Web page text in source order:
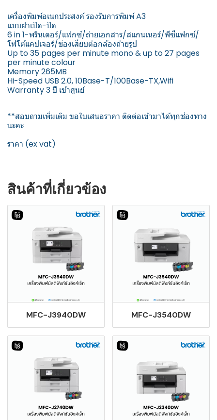
เครื่องพิมพ์อเนกประสงค์ รองรับการพิมพ์ A3
แบบฝาเปิด-ปิด
6 in 1-พรินเตอร์/แฟกซ์/ถ่ายเอกสาร/สแกนเนอร์/พีซีแฟกซ์/
โฟโต้แคปเจอร์/ช่องเสียบต่อกล้องถ่ายรูป
Up to 35 pages per minute mono & up to 27 pages
per minute colour
Memory 265MB
Hi-Speed USB 2.0, 10Base-T/100Base-TX,Wifi
Warranty 3 ปี เข้าศูนย์
**สอบถามเพิ่มเติม ขอใบเสนอราคา ติดต่อเข้ามาได้ทุกช่องทาง
นะคะ
ราคา (ex vat)
สินค้าที่เกี่ยวข้อง
MFC-J3940DW MFC-J3540DW